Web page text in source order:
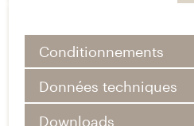
Conditionnements
Données techniques
Downloads